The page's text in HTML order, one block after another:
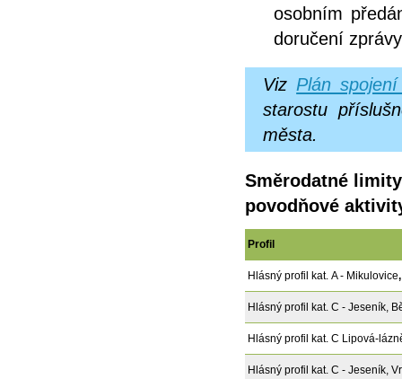
osobním
doručení
VizPlán
starostu
města.
Směrodatné
povodňové
Profil
Hlásný profil kat. A - Mikulovice
Hlásný profil kat. C - Jeseník,
Hlásný profil kat. C Lipová-
Hlásný profil kat. C - Jeseník,